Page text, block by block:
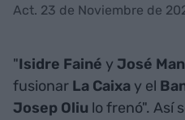
Act. 23 de Noviembre de
"Isidre Fainé y José
fusionar La Caixa y el
Josep Oliu lo frenó". Así